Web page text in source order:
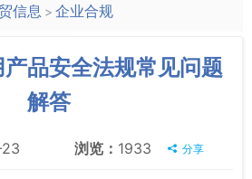
信息 > 企业合规
品安全法规常见问题
解答
浏览： 1933 分享